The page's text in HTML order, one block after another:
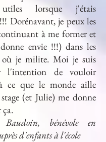
lorsque j'étais
Dorénavant, je peux les
à me former et
envie !!!) dans les
où je milite. Moi je suis
l'intention de vouloir
ce que le monde aille
(et Julie) me donne
ça.
bénévole en
d'enfants à l'école